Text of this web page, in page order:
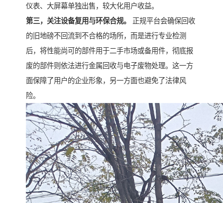
仪表、大屏幕单独出售，较大化用户收益。
第三，关注设备复用与环保合规。
正规平台会确保回收
的旧地磅不回流到不合格的场所，而是进行专业检测
后，将性能尚可的部件用于二手市场或备用件，彻底报
废的部件则依法进行金属回收与电子废物处理。这一方
面保障了用户的企业形象，另一方面也避免了法律风
险。